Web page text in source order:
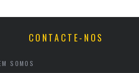
CONTACTE-NOS
SOMOS